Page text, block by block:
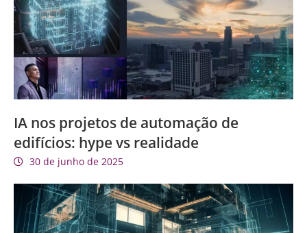
IA nos projetos de automação de
edifícios: hype vs realidade
30 de junho de 2025